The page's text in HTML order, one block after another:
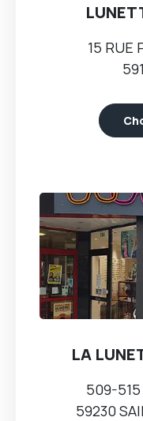
15 RUE
LA
509-515
59230